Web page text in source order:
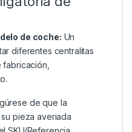
de coche: Un
diferentes centralitas
de que la
pieza averiada